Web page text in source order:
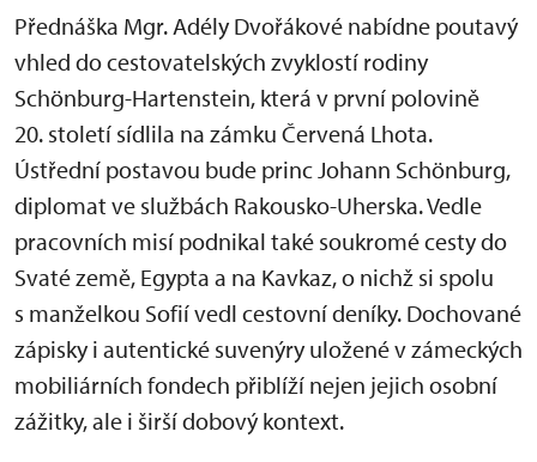
Přednáška Mgr. Adély Dvořákové nabídne poutavý
vhled do cestovatelských zvyklostí rodiny
Schönburg-Hartenstein, která v první polovině
20. století sídlila na zámku Červená Lhota.
Ústřední postavou bude princ Johann Schönburg,
diplomat ve službách Rakousko-Uherska. Vedle
pracovních misí podnikal také soukromé cesty do
Svaté země, Egypta a na Kavkaz, o nichž si spolu
s manželkou Sofií vedl cestovní deníky. Dochované
zápisky i autentické suvenýry uložené v zámeckých
mobiliárních fondech přiblíží nejen jejich osobní
zážitky, ale i širší dobový kontext.